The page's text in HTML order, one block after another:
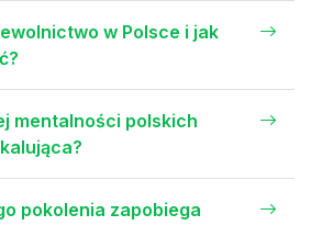
w Polsce i jak
mentalności polskich
pokolenia zapobiega